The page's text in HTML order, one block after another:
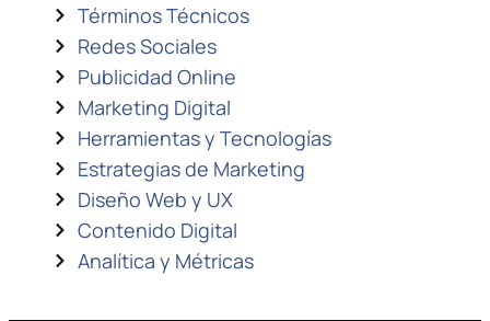
Términos Técnicos
Redes Sociales
Publicidad Online
Marketing Digital
Herramientas y Tecnologías
Estrategias de Marketing
Diseño Web y UX
Contenido Digital
Analítica y Métricas